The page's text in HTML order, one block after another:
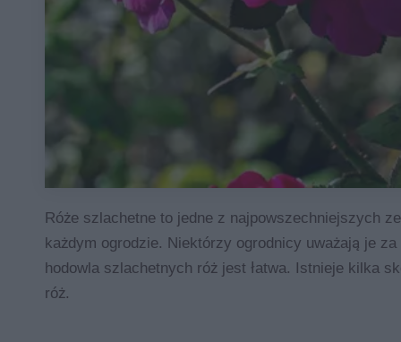
Róże szlachetne to jedne z najpowszechniejszych
każdym ogrodzie. Niektórzy ogrodnicy uważają je
hodowla szlachetnych róż jest łatwa. Istnieje kilka
róż.